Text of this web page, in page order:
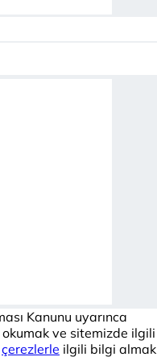
Kanunu uyarınca
okumak ve sitemizde ilgili
çerezlerle ilgili bilgi almak